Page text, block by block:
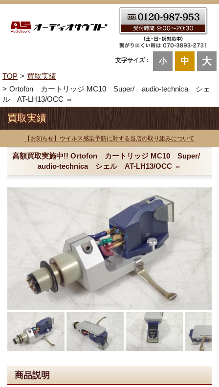
文字サイズ： 小 中 大
TOP
買取実績
Ortofon カートリッジ MC10 Super/ audio-technica シェ
ル AT-LH13/OCC ⇔
買取実績
【お知らせ】ウイルス感染予防に対する当店の取り組みについて
高額買取実施中!! Ortofon カートリッジ MC10 Super/
audio-technica シェル AT-LH13/OCC ⇔
商品説明